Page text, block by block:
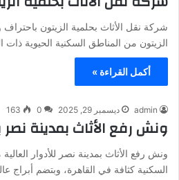
شركة نقل الأثاث بحلمية الزيتون
الزيتون من المناطق السكنية الحيوية ذات
أكمل القراءة »
admin ديسمبر 29, 2025 0
163
ونش رفع الأثاث بمدينة
ونش رفع الأثاث بمدينة نصر للأدوار
السكنية كثافة في القاهرة، وبتضم أبراج